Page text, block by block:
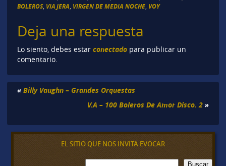
BOLEROS, VIAJERA VIRGEN DE MEDIA NOCHE, VOY
Deja una respuesta
Lo siento, debes estar conectadopara publicar un
comentario.
« Billy Vaughn – Grandes Orquestas
V.A – 100 Boleros De Amor Disco. 2 »
EL SITIO QUE NOS INVITA EVOCAR
B Buscar